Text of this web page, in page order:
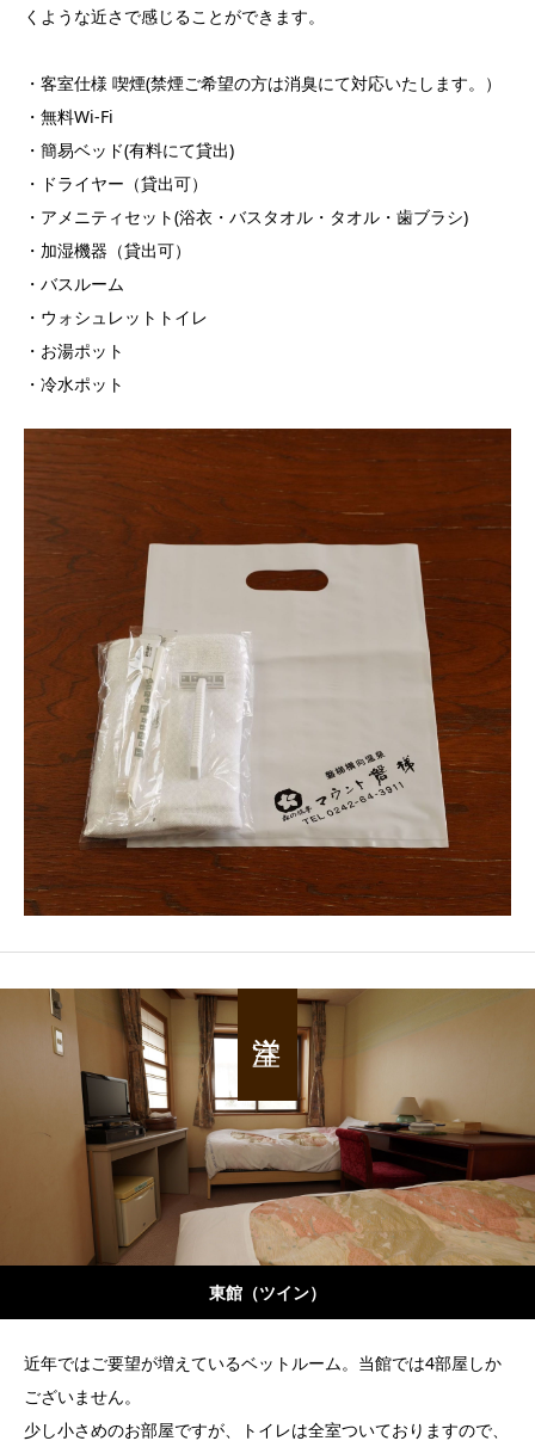
くような近さで感じることができます。
・客室仕様 喫煙(禁煙ご希望の方は消臭にて対応いたします。）
・無料Wi-Fi
・簡易ベッド(有料にて貸出)
・ドライヤー（貸出可）
・アメニティセット(浴衣・バスタオル・タオル・歯ブラシ)
・加湿機器（貸出可）
・バスルーム
・ウォシュレットトイレ
・お湯ポット
・冷水ポット
東館（ツイン）
近年ではご要望が増えているベットルーム。当館では4部屋しか
ございません。
少し小さめのお部屋ですが、トイレは全室ついておりますので、